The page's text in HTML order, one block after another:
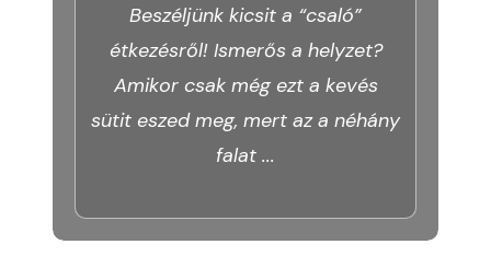
Beszéljünk kicsit a “csaló”
étkezésről! Ismerős a helyzet?
Amikor csak még ezt a kevés
sütit eszed meg, mert az a néhány
falat ...